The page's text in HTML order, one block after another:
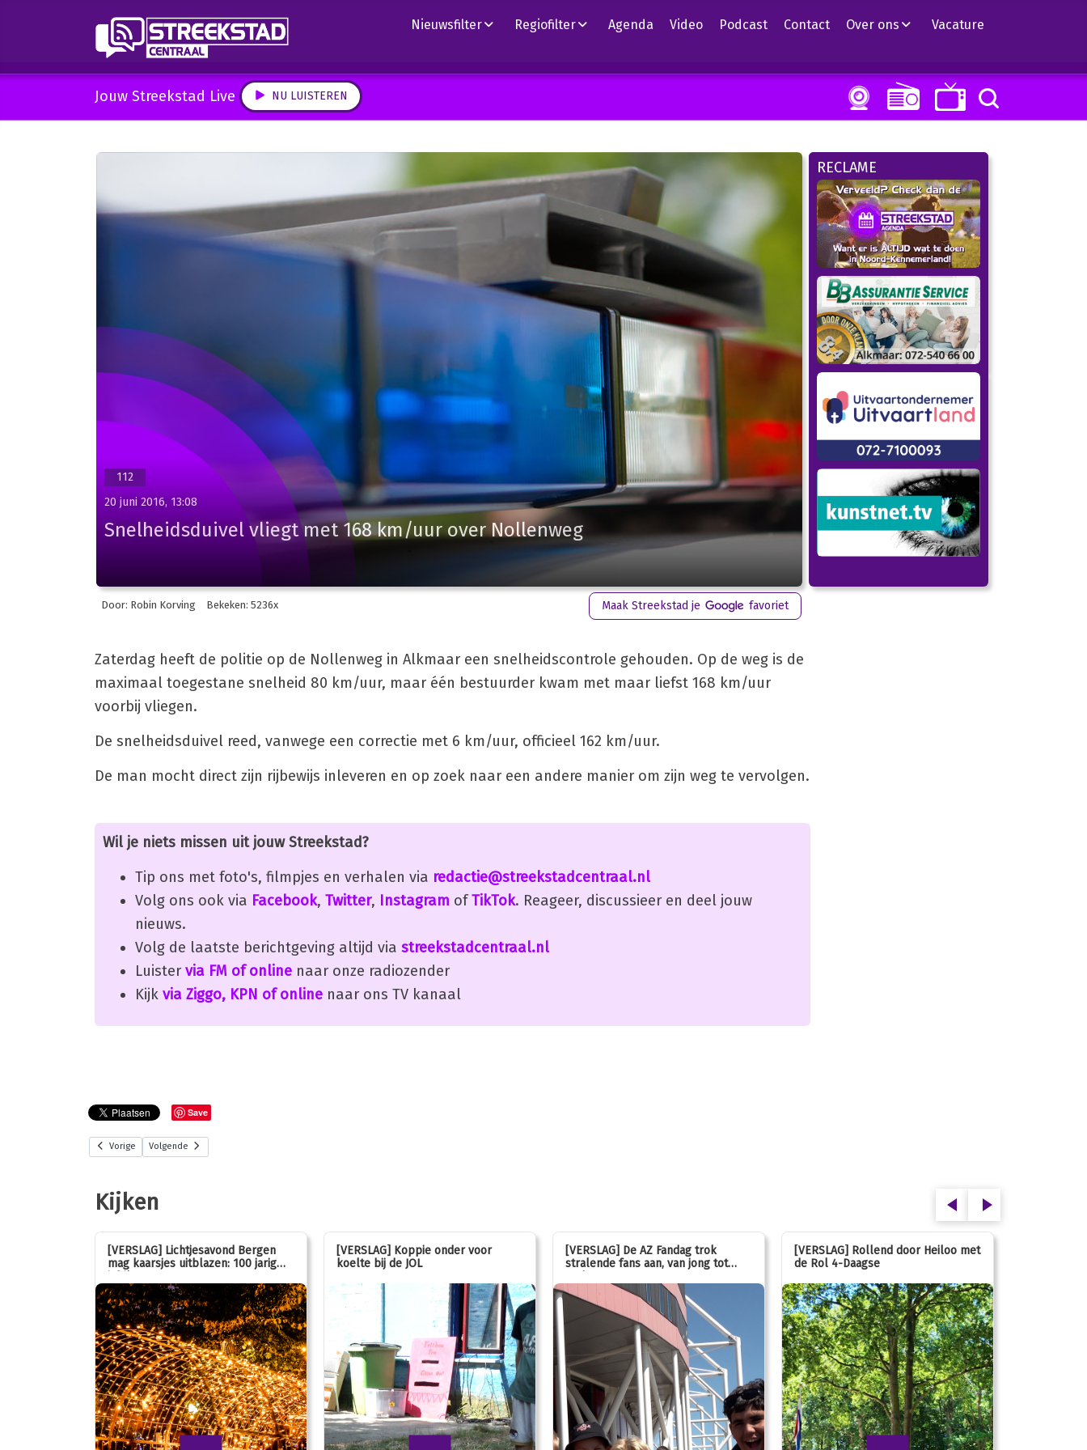
Nieuwsfilter Regiofilter Agenda Video Podcast Contact Over ons Vacature
Jouw Streekstad Live NU LUISTEREN
RECLAME
112
20 juni 2016, 13:08
Snelheidsduivel vliegt met 168 km/uur over Nollenweg
Door: Robin Korving Bekeken: 5236x Maak Streekstad je favoriet
Zaterdag heeft de politie op de Nollenweg in Alkmaar een snelheidscontrole gehouden. Op de weg is de
maximaal toegestane snelheid 80 km/uur, maar één bestuurder kwam met maar liefst 168 km/uur
voorbij vliegen.
De snelheidsduivel reed, vanwege een correctie met 6 km/uur, officieel 162 km/uur.
De man mocht direct zijn rijbewijs inleveren en op zoek naar een andere manier om zijn weg te vervolgen.
Wil je niets missen uit jouw Streekstad?
Tip ons met foto's, filmpjes en verhalen via redactie@streekstadcentraal.nl
Volg ons ook via Facebook, Twitter, Instagram ofTikTok. Reageer, discussieer en deel jouw
nieuws.
Volg de laatste berichtgeving altijd via streekstadcentraal.nl
Luister via FM of online naar onze radiozender
Kijk via Ziggo, KPN of online naar ons TV kanaal
Save
Vorige Volgende
Kijken
[VERSLAG] Lichtjesavond Bergen
mag kaarsjes uitblazen: 100 jarig
[VERSLAG] Koppie onder voor
koelte bij de JOL
[VERSLAG] De AZ Fandag trok
stralende fans aan, van jong tot
[VERSLAG] Rollend door Heiloo met
de Rol 4-Daagse